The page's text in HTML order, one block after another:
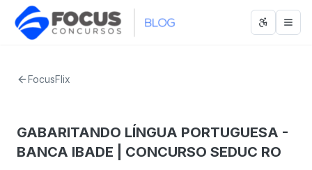
Abrir
FocusFlix
GABARITANDO LÍNGUA PORTUGUESA -
BANCA IBADE | CONCURSO SEDUC RO